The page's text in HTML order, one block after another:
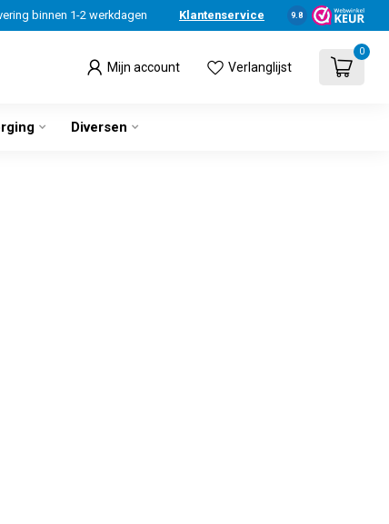
binnen 1-2 werkdagen Klantenservice 9.8
Mijn account Verlanglijst
0
Diversen